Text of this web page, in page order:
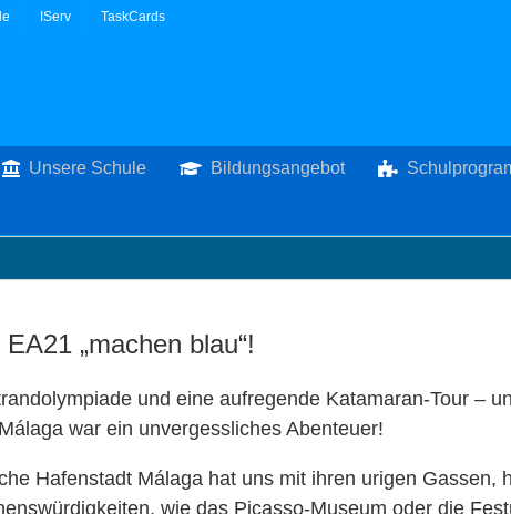
IServ TaskCards
Unsere Schule Bildungsangebot
„machen blau“!
und eine aufregende Katamaran-Tour –
war ein unvergessliches Abenteuer!
Hafenstadt Málaga hat uns mit ihren urigen Gassen,
wie das Picasso-Museum oder die